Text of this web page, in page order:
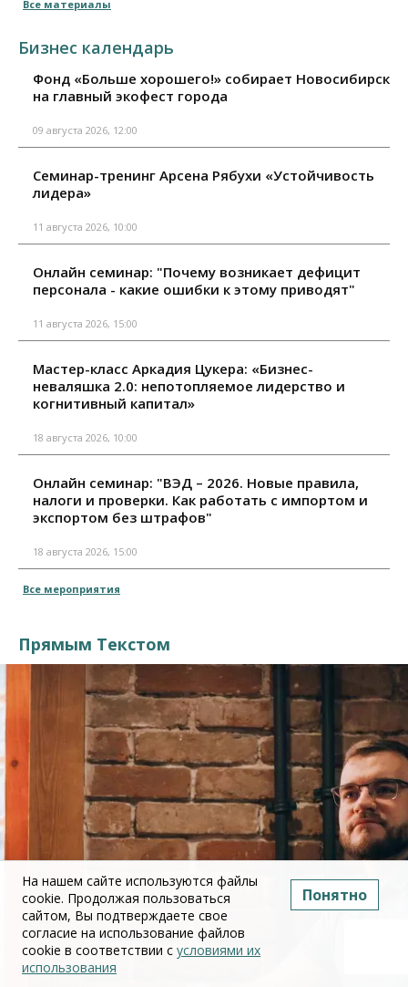
Все материалы
Бизнес календарь
Фонд «Больше хорошего!» собирает Новосибирск
на главный экофест города
09 августа 2026, 12:00
Семинар-тренинг Арсена Рябухи «Устойчивость
лидера»
11 августа 2026, 10:00
Онлайн семинар: "Почему возникает дефицит
персонала - какие ошибки к этому приводят"
11 августа 2026, 15:00
Мастер-класс Аркадия Цукера: «Бизнес-
неваляшка 2.0: непотопляемое лидерство и
когнитивный капитал»
18 августа 2026, 10:00
Онлайн семинар: "ВЭД – 2026. Новые правила,
налоги и проверки. Как работать с импортом и
экспортом без штрафов"
18 августа 2026, 15:00
Все мероприятия
Прямым Текстом
На нашем сайте используются файлы
cookie. Продолжая пользоваться
сайтом, Вы подтверждаете свое
согласие на использование файлов
cookie в соответствии с условиями их
использования
Понятно